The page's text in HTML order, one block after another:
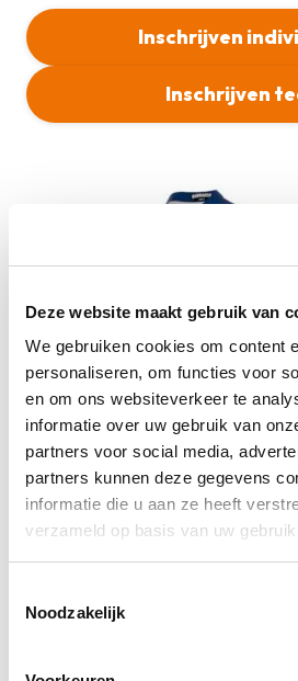
Deze website maakt gebruik van
We gebruiken cookies om content
personaliseren, om functies voor
en om ons websiteverkeer te
informatie over uw gebruik van
partners voor social media,
partners kunnen deze gegevens
informatie die u aan ze heeft
verzameld op basis van uw
Noodzakelijk
Inschrijven
Inschrijven